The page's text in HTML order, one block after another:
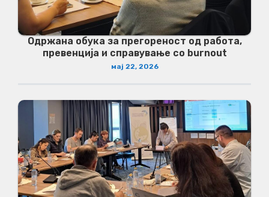
Одржана обука за прегореност од работа,
превенција и справување со burnout
мај 22, 2026